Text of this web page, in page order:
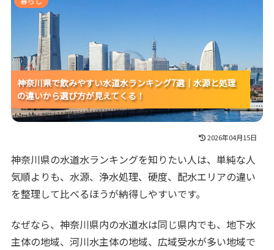
神奈川県で飲みやすい水道水ランキング7選｜水源と処理
の違いから選び方が見えてくる！
神奈川県で飲みやすい水道水ランキング7選｜水源と処理
の違いから選び方が見えてくる！
神奈川県で飲みやすい水道水ランキング7選｜水源と処理
の違いから選び方が見えてくる！
2026年04月15日
神奈川県の水道水ランキングを知りたい人は、単純な人
気順よりも、水源、浄水処理、硬度、配水エリアの違い
を整理して比べるほうが納得しやすいです。
なぜなら、神奈川県内の水道水は同じ県内でも、地下水
主体の地域、河川水主体の地域、広域受水が多い地域で